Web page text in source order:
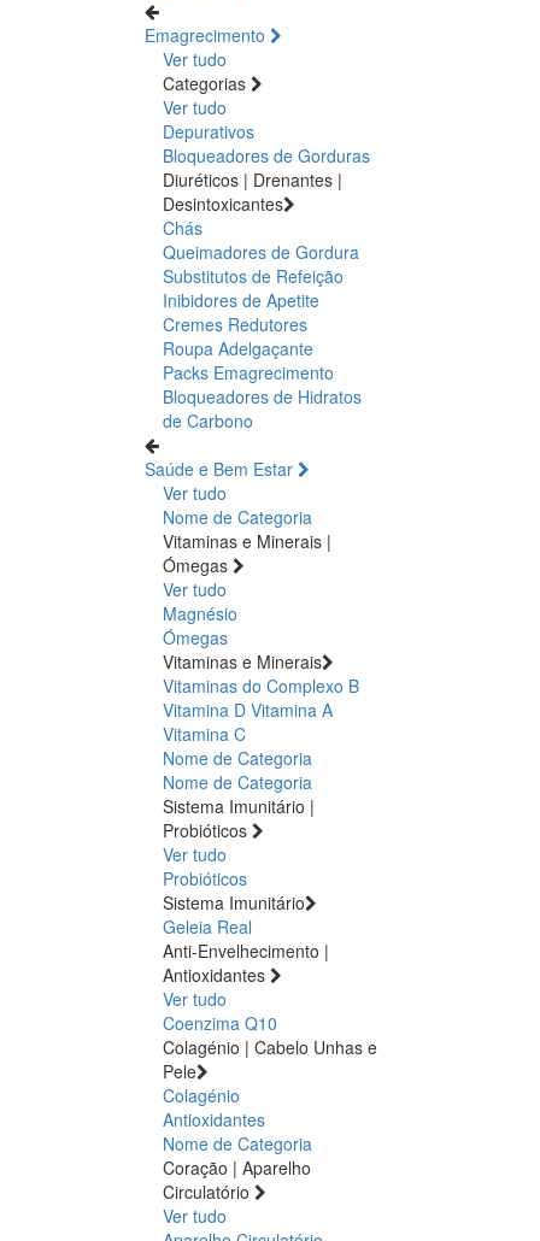
Emagrecimento
Ver tudo
Categorias
Ver tudo
Depurativos
Bloqueadores de Gorduras
Diuréticos | Drenantes |
Desintoxicantes
Chás
Queimadores de Gordura
Substitutos de Refeição
Inibidores de Apetite
Cremes Redutores
Roupa Adelgaçante
Packs Emagrecimento
Bloqueadores de Hidratos
de Carbono
Saúde e Bem Estar
Ver tudo
Nome de Categoria
Vitaminas e Minerais |
Ómegas
Ver tudo
Magnésio
Ómegas
Vitaminas e Minerais
Vitaminas do Complexo B
Vitamina D Vitamina A
Vitamina C
Nome de Categoria
Nome de Categoria
Sistema Imunitário |
Probióticos
Ver tudo
Probióticos
Sistema Imunitário
Geleia Real
Anti-Envelhecimento |
Antioxidantes
Ver tudo
Coenzima Q10
Colagénio | Cabelo Unhas e
Pele
Colagénio
Antioxidantes
Nome de Categoria
Coração | Aparelho
Circulatório
Ver tudo